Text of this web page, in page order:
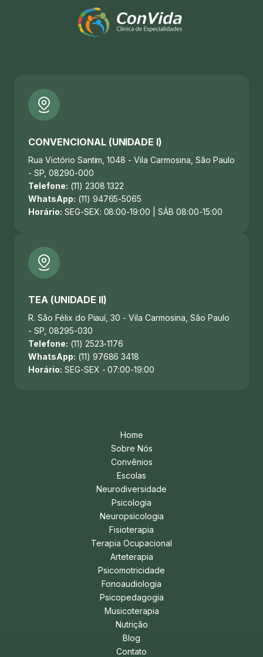
CONVENCIONAL (UNIDADE I)
Rua Victório Santim, 1048 - Vila Carmosina, São Paulo
- SP, 08290-000
Telefone: (11) 2308 1322
WhatsApp: (11) 94765-5065
Horário: SEG-SEX: 08:00-19:00 | SÁB 08:00-15:00
TEA (UNIDADE II)
R. São Félix do Piauí, 30 - Vila Carmosina, São Paulo
- SP, 08295-030
Telefone: (11) 2523-1176
WhatsApp: (11) 97686 3418
Horário: SEG-SEX - 07:00-19:00
Home
Sobre Nós
Convênios
Escolas
Neurodiversidade
Psicologia
Neuropsicologia
Fisioterapia
Terapia Ocupacional
Arteterapia
Psicomotricidade
Fonoaudiologia
Psicopedagogia
Musicoterapia
Nutrição
Blog
Contato